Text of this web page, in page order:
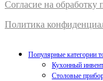
Согласие на
Политика
Популярные категории
Кухонный
Столовые